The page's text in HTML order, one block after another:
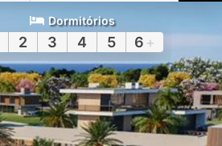
Dormitórios
2 3 4 5 6 +